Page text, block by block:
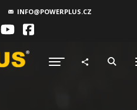
INFO@POWERPLUS.CZ